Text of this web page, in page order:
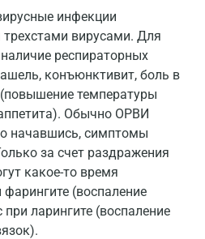
инфекции
вирусами. Для
респираторных
конъюнктивит, боль в
температуры
Обычно ОРВИ
начавшись, симптомы
за счет раздражения
какое-то время
(воспаление
ларингите (воспаление